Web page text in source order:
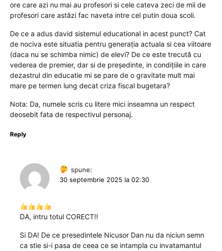
ore care azi nu mai au profesori si cele cateva zeci de mii de
profesori care astăzi fac naveta intre cel putin doua scoli.
De ce a adus david sistemul educational in acest punct? Cat
de nociva este situatia pentru generația actuala si cea viitoare
(daca nu se schimba nimic) de elevi? De ce este trecută cu
vederea de premier, dar si de președinte, in condițiile in care
dezastrul din educatie mi se pare de o gravitate mult mai
mare pe termen lung decat criza fiscal bugetara?
Nota: Da, numele scris cu litere mici inseamna un respect
deosebit fata de respectivul personaj.
Reply
spune:
30 septembrie 2025 la 02:30
DA, intru totul CORECT!!
Si DA! De ce presedintele Nicusor Dan nu da niciun semn
ca stie si-i pasa de ceea ce se intampla cu invatamantul